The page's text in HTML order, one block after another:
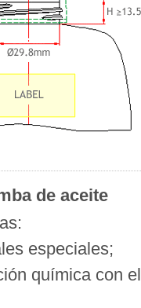
de aceite
especiales;
química con el